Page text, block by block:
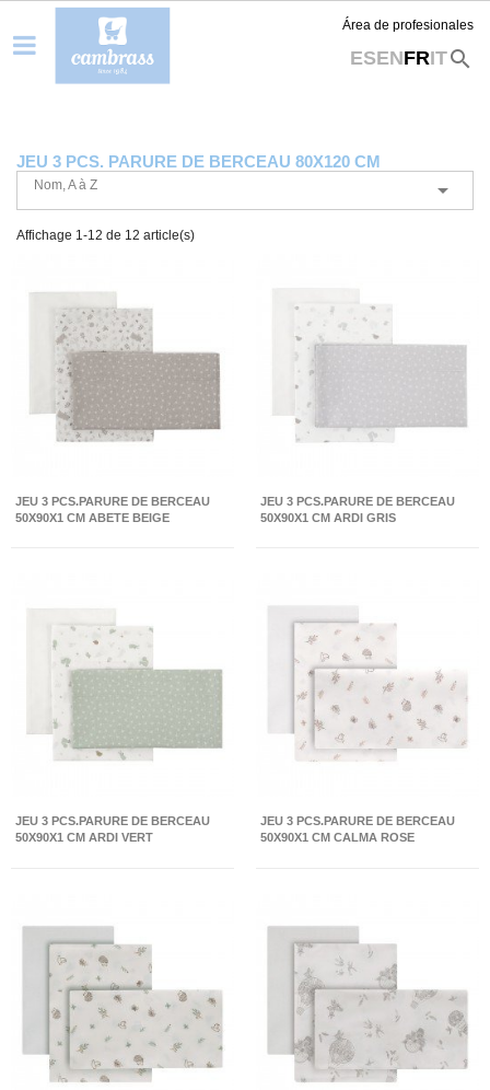
Área de profesionales
ESENFRITsearch
JEU 3 PCS. PARURE DE BERCEAU 80X120 CM
Nom, A à Z 
Affichage 1-12 de 12 article(s)
JEU 3 PCS.PARURE DE BERCEAU
50X90X1 CM ABETE BEIGE
JEU 3 PCS.PARURE DE BERCEAU
50X90X1 CM ARDI GRIS
JEU 3 PCS.PARURE DE BERCEAU
50X90X1 CM ARDI VERT
JEU 3 PCS.PARURE DE BERCEAU
50X90X1 CM CALMA ROSE